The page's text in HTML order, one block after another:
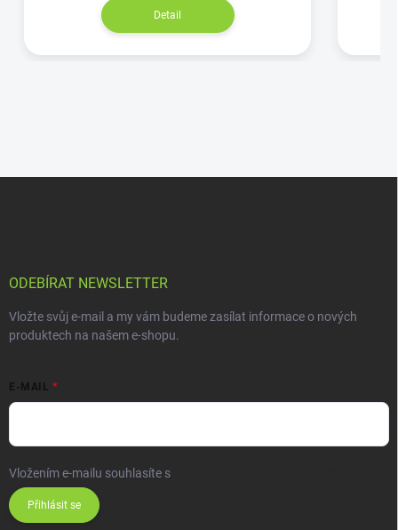
Detail
ODEBÍRAT NEWSLETTER
Vložte svůj e-mail a my vám budeme zasílat informace o nových
produktech na našem e-shopu.
E-MAIL
Vložením e-mailu souhlasíte s
Přihlásit se